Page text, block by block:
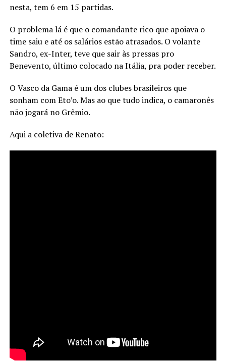
nesta, tem 6 em 15 partidas.
O problema lá é que o comandante rico que apoiava o
time saiu e até os salários estão atrasados. O volante
Sandro, ex-Inter, teve que sair às pressas pro
Benevento, último colocado na Itália, pra poder receber.
O Vasco da Gama é um dos clubes brasileiros que
sonham com Eto’o. Mas ao que tudo indica, o camaronês
não jogará no Grêmio.
Aqui a coletiva de Renato: